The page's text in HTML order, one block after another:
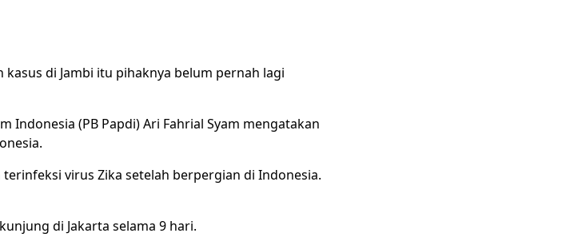
di Jambi itu pihaknya belum pernah lagi
Indonesia (PB Papdi) Ari Fahrial Syam mengatakan
virus Zika setelah berpergian di Indonesia.
di Jakarta selama 9 hari.